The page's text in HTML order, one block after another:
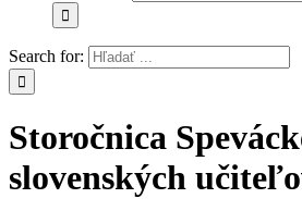
Search for:
Storočnica
slovenských